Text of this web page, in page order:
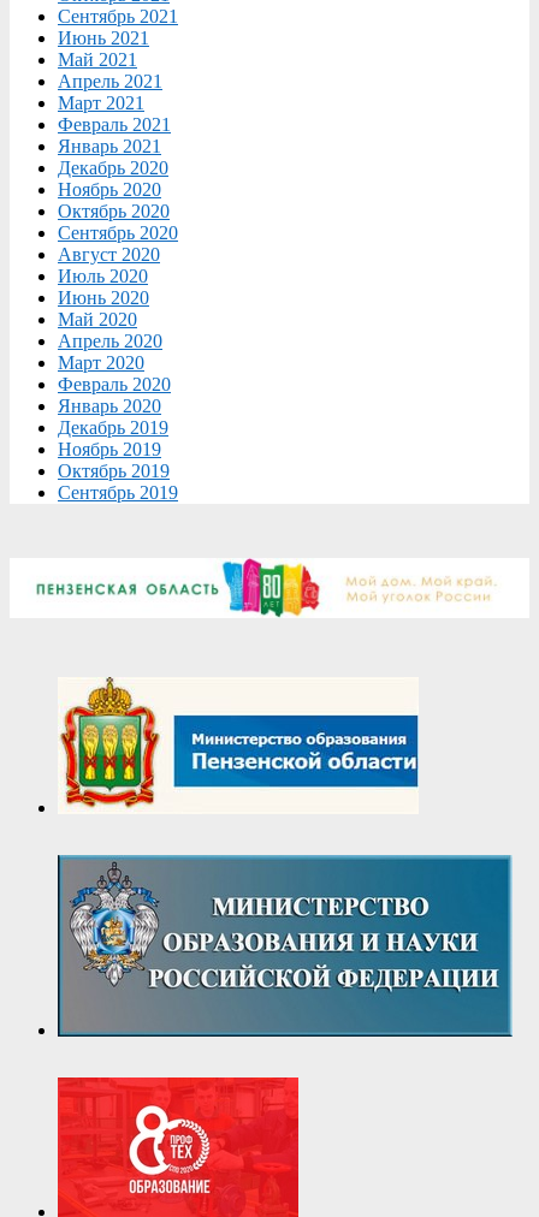
Сентябрь 2021
Июнь 2021
Май 2021
Апрель 2021
Март 2021
Февраль 2021
Январь 2021
Декабрь 2020
Ноябрь 2020
Октябрь 2020
Сентябрь 2020
Август 2020
Июль 2020
Июнь 2020
Май 2020
Апрель 2020
Март 2020
Февраль 2020
Январь 2020
Декабрь 2019
Ноябрь 2019
Октябрь 2019
Сентябрь 2019